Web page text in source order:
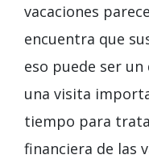
vacaciones
encuentra que
eso puede ser un
una visita
tiempo para
financiera de las